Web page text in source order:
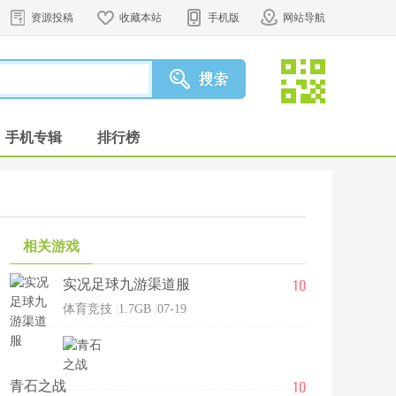
资源投稿 收藏本站 手机版 网站导航
手机专辑 排行榜
相关游戏
实况足球九游渠道服
体育竞技 1.7GB 07-19
10
青石之战 10